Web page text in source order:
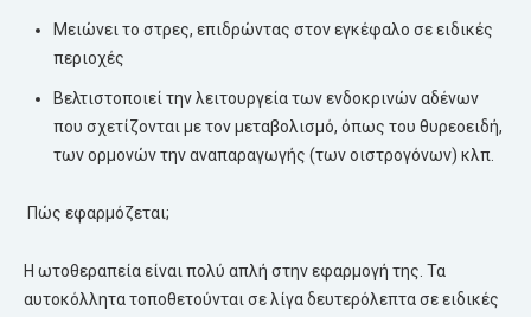
Μειώνει το στρες, επιδρώντας στον εγκέφαλο σε ειδικές
περιοχές
Βελτιστοποιεί την λειτουργεία των ενδοκρινών αδένων
που σχετίζονται με τον μεταβολισμό, όπως του θυρεοειδή,
των ορμονών την αναπαραγωγής (των οιστρογόνων) κλπ.
Πώς εφαρμόζεται;
Η ωτοθεραπεία είναι πολύ απλή στην εφαρμογή της. Τα
αυτοκόλλητα τοποθετούνται σε λίγα δευτερόλεπτα σε ειδικές